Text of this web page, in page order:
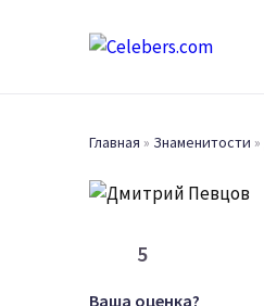
Главная » Знаменитости »
5
Ваша оценка?